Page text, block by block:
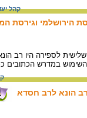
קהל
הירושלמי וגירסת
לספירה היו רב
במדרש הכתובים
הונא לרב חסדא